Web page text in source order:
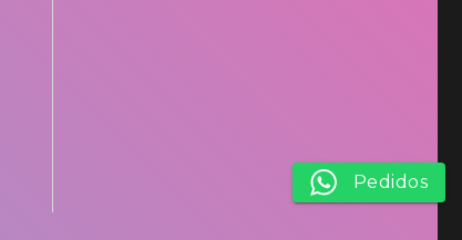
Pedidos